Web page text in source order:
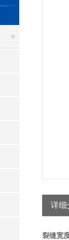
详细
裂缝宽